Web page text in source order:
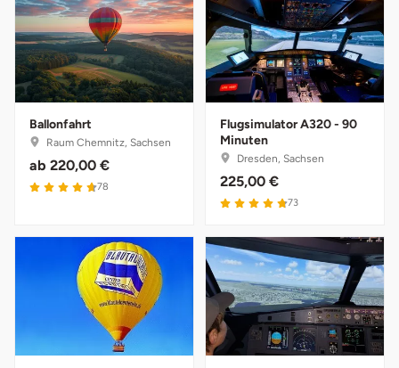
Ballonfahrt
Raum Chemnitz, Sachsen
ab 220,00 €
78
Flugsimulator A320 - 90
Minuten
Dresden, Sachsen
225,00 €
73
Karlsruhe
Kassel
Kempten
Kerken